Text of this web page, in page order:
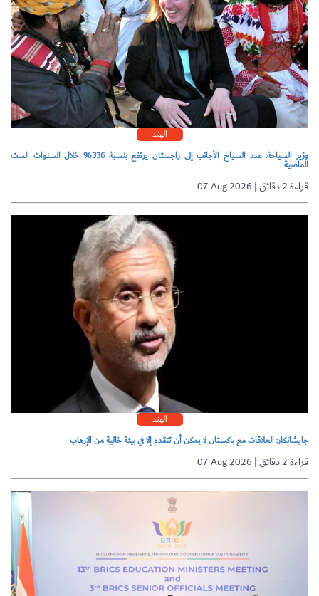
الهند
وزير السياحة: عدد السياح الأجانب إلى راجستان يرتفع بنسبة 336% خلال السنوات الست
الماضية
07 Aug 2026 | قراءة 2 دقائق
الهند
جايشانكار: العلاقات مع باكستان لا يمكن أن تتقدم إلا في بيئة خالية من الإرهاب
07 Aug 2026 | قراءة 2 دقائق